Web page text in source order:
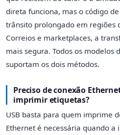
direta funciona, mas o código
trânsito prolongado em regiões
Correios e marketplaces, a
mais segura. Todos os modelos
suportam os dois métodos.
Preciso de conexão
imprimir etiquetas?
USB basta para quem imprime
Ethernet é necessária quando a